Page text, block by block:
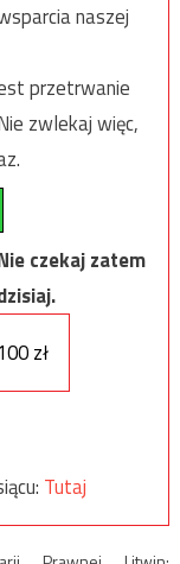
naszej
przetrwanie
zwlekaj więc,
czekaj zatem
zł
Tutaj